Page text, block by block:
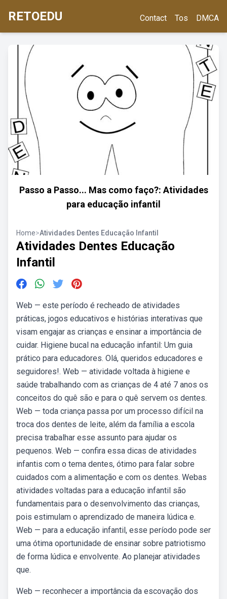
RETOEDU Contact Tos DMCA
Passo a Passo... Mas como faço?: Atividades
para educação infantil
Home>Atividades Dentes Educação Infantil
Atividades Dentes Educação
Infantil
Web — este período é recheado de atividades
práticas, jogos educativos e histórias interativas que
visam engajar as crianças e ensinar a importância de
cuidar. Higiene bucal na educação infantil: Um guia
prático para educadores. Olá, queridos educadores e
seguidores!. Web — atividade voltada à higiene e
saúde trabalhando com as crianças de 4 até 7 anos os
conceitos do quê são e para o quê servem os dentes.
Web — toda criança passa por um processo difícil na
troca dos dentes de leite, além da família a escola
precisa trabalhar esse assunto para ajudar os
pequenos. Web — confira essa dicas de atividades
infantis com o tema dentes, ótimo para falar sobre
cuidados com a alimentação e com os dentes. Webas
atividades voltadas para a educação infantil são
fundamentais para o desenvolvimento das crianças,
pois estimulam o aprendizado de maneira lúdica e.
Web — para a educação infantil, esse período pode ser
uma ótima oportunidade de ensinar sobre patriotismo
de forma lúdica e envolvente. Ao planejar atividades
que.
Web — reconhecer a importância da escovação dos